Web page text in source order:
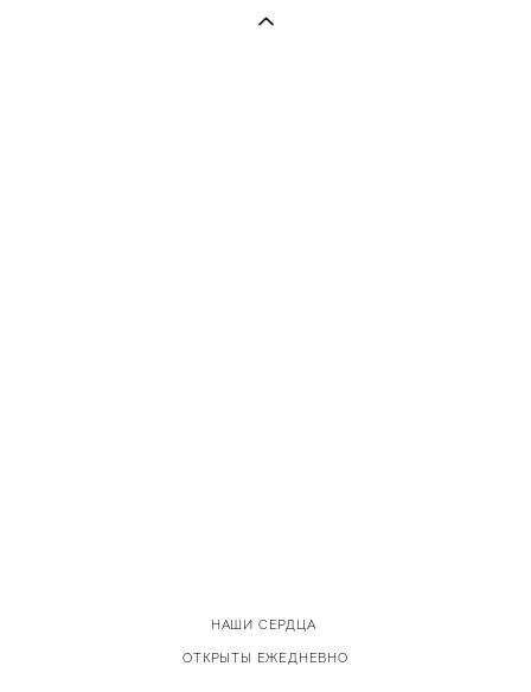
НАШИ СЕРДЦА
ОТКРЫТЫ ЕЖЕДНЕВНО